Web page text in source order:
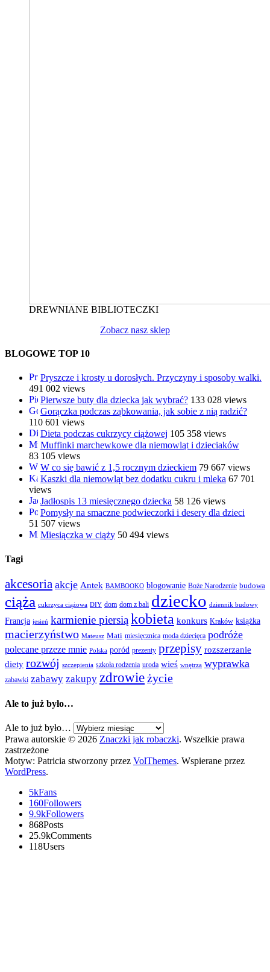
DREWNIANE BIBLIOTECZKI
Zobacz nasz sklep
BLOGOWE TOP 10
Pryszcze i krosty u dorosłych. Przyczyny i sposoby walki.
491 002 views
Pierwsze buty dla dziecka jak wybrać? 133 028 views
Gorączka podczas ząbkowania, jak sobie z nią radzić?
110 601 views
Dieta podczas cukrzycy ciążowej 105 358 views
Muffinki marchewkowe dla niemowląt i dzieciaków
83 105 views
W co się bawić z 1,5 rocznym dzieckiem 79 667 views
Kaszki dla niemowląt bez dodatku cukru i mleka 67 701
views
Jadłospis 13 miesięcznego dziecka 58 126 views
Pomysły na smaczne podwieczorki i desery dla dzieci
51 507 views
Miesiączka w ciąży 50 494 views
Tagi
akcesoria akcje Antek BAMBOOKO blogowanie Boże Narodzenie budowa
ciąża cukrzyca ciążowa DIY dom dom z bali dziecko dziennik budowy
Francja jesień karmienie piersiąkobieta konkurs Kraków książka
macierzyństwo Mateusz Mati miesięcznica moda dziecięca podróże
polecane przeze mnie Polska poród prezenty przepisy rozszerzanie
diety rozwój szczepienia szkoła rodzenia uroda wieś wnętrza wyprawka
zabawki zabawy zakupy zdrowieżycie
Ale to już było…
Ale to już było…
Prawa autorskie © 2026 Znaczki jak robaczki. Wszelkie prawa
zastrzeżone
Motyw: Patricia stworzony przez VolThemes. Wspierane przez
WordPress.
5kFans
160Followers
9.9kFollowers
868Posts
25.9kComments
118Users